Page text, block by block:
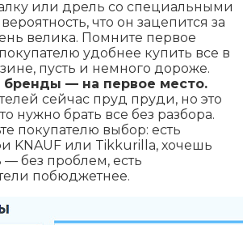
или дрель со специальными
что он зацепится за
велика. Помните первое
удобнее купить все в
пусть и немного дороже.
бренды — на первое место.
сейчас пруд пруди, но это
нужно брать все без разбора.
покупателю выбор: есть
KNAUF или Tikkurilla, хочешь
— без проблем, есть
побюджетнее.